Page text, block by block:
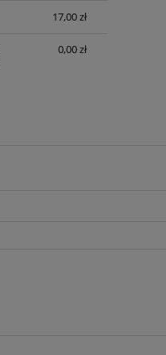
17,00 zł
0,00 zł